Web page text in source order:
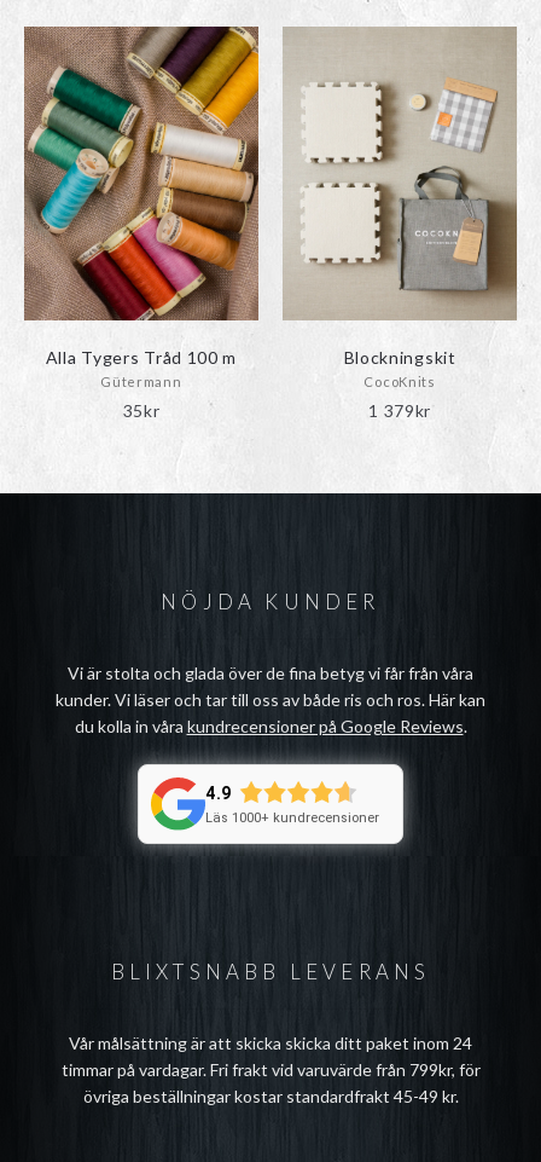
15kr
Alla Tygers Tråd 100 m
Gütermann
35kr
Blockningskit
CocoKnits
1 379kr
BLIXTSNABB LEVERANS
Vår målsättning är att skicka skicka ditt paket inom 24
timmar på vardagar. Fri frakt vid varuvärde från 799kr, för
övriga beställningar kostar standardfrakt 45-49 kr.
NÖJDA KUNDER
Vi är stolta och glada över de fina betyg vi får från våra
kunder. Vi läser och tar till oss av både ris och ros. Här kan
du kolla in våra kundrecensioner på Google Reviews.
4.9
Läs 1000+ kundrecensioner